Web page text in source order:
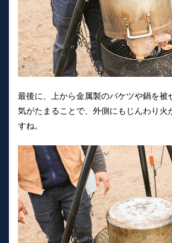
最後に、上から金属製のバケツや鍋を被
気がたまることで、外側にもじんわり火
すね。